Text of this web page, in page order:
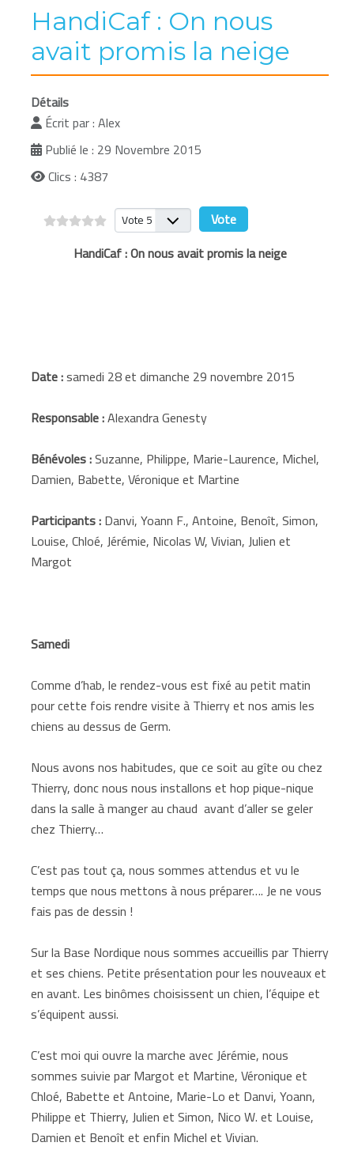
HandiCaf : On nous
avait promis la neige
Détails
Écrit par :Alex
Publié le : 29 Novembre 2015
Clics : 4387
Veuillez voter
HandiCaf : On nous avait promis la neige
Date :samedi 28 et dimanche 29 novembre 2015
Responsable :Alexandra Genesty
Bénévoles :Suzanne, Philippe, Marie-Laurence, Michel,
Damien, Babette, Véronique et Martine
Participants :Danvi, Yoann F., Antoine, Benoît, Simon,
Louise, Chloé, Jérémie, Nicolas W, Vivian, Julien et
Margot
Samedi
Comme d’hab, le rendez-vous est fixé au petit matin
pour cette fois rendre visite à Thierry et nos amis les
chiens au dessus de Germ.
Nous avons nos habitudes, que ce soit au gîte ou chez
Thierry, donc nous nous installons et hop pique-nique
dans la salle à manger au chaud avant d’aller se geler
chez Thierry…
C’est pas tout ça, nous sommes attendus et vu le
temps que nous mettons à nous préparer…. Je ne vous
fais pas de dessin !
Sur la Base Nordique nous sommes accueillis par Thierry
et ses chiens. Petite présentation pour les nouveaux et
en avant. Les binômes choisissent un chien, l’équipe et
s’équipent aussi.
C’est moi qui ouvre la marche avec Jérémie, nous
sommes suivie par Margot et Martine, Véronique et
Chloé, Babette et Antoine, Marie-Lo et Danvi, Yoann,
Philippe et Thierry, Julien et Simon, Nico W. et Louise,
Damien et Benoît et enfin Michel et Vivian.